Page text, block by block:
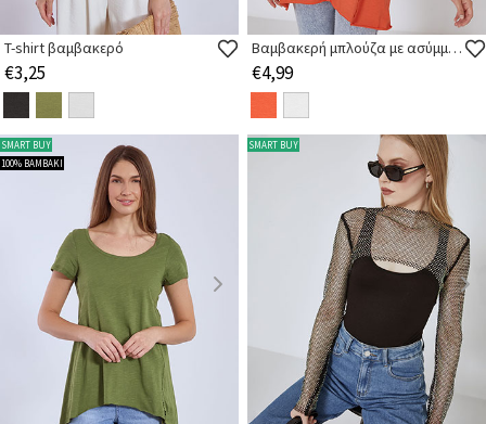
T-shirt βαμβακερό
€3,25
Βαμβακερή μπλούζα με ασύμμετρο τελείωμα
€4,99
SMART BUY
100% ΒΑΜΒΑΚΙ
SMART BUY